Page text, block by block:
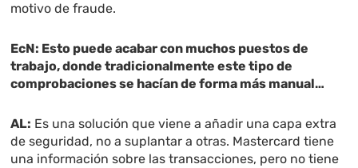
motivo de fraude.
EcN: Esto puede acabar con muchos puestos de
trabajo, donde tradicionalmente este tipo de
comprobaciones se hacían de forma más manual…
AL: Es una solución que viene a añadir una capa extra
de seguridad, no a suplantar a otras. Mastercard tiene
una información sobre las transacciones, pero no tiene